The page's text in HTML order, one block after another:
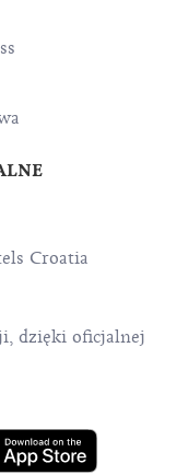
Croatia
dzięki oficjalnej